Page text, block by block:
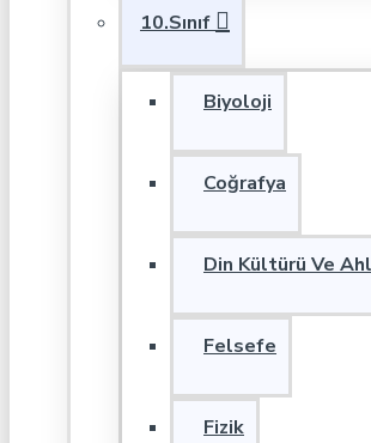
10.Sınıf
Biyoloji
Coğrafya
Din Kültürü Ve
Felsefe
Fizik